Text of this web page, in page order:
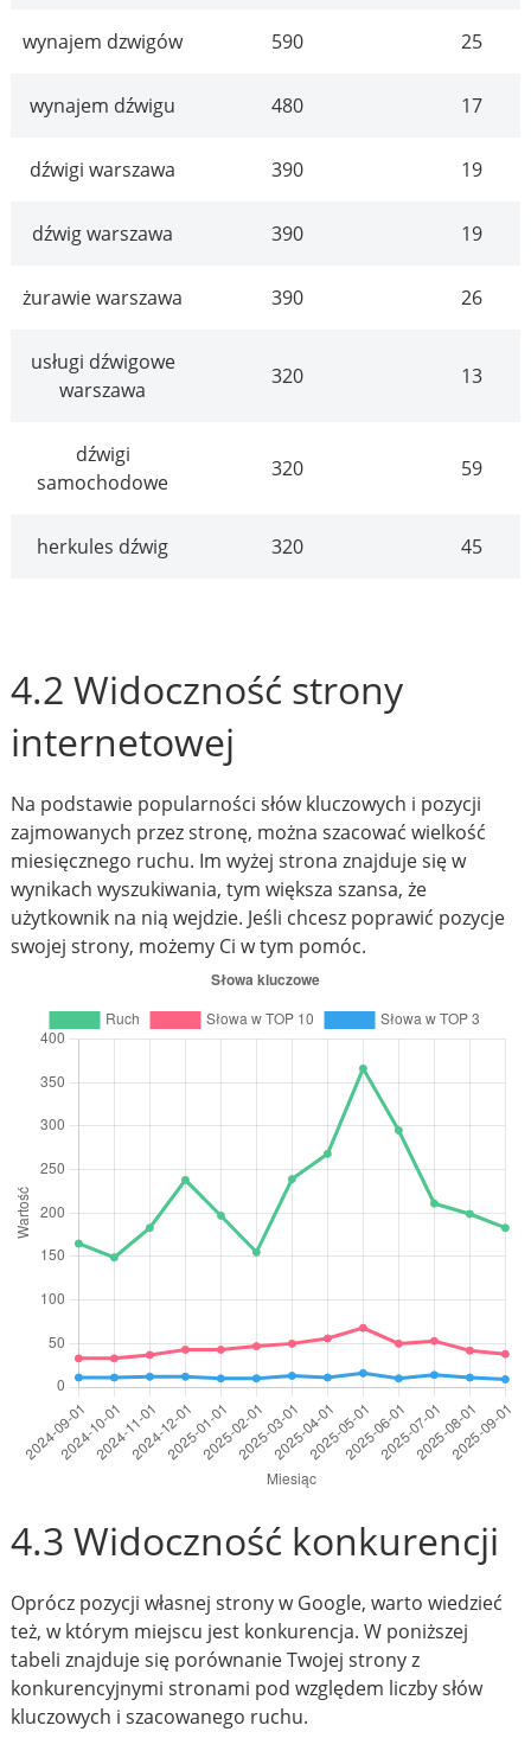
wynajem dzwigów 590 25
wynajem dźwigu 480 17
dźwigi warszawa 390 19
dźwig warszawa 390 19
żurawie warszawa 390 26
usługi dźwigowe
warszawa
320 13
dźwigi
samochodowe
320 59
herkules dźwig 320 45
4.2 Widoczność strony
internetowej
Na podstawie popularności słów kluczowych i pozycji
zajmowanych przez stronę, można szacować wielkość
miesięcznego ruchu. Im wyżej strona znajduje się w
wynikach wyszukiwania, tym większa szansa, że
użytkownik na nią wejdzie. Jeśli chcesz poprawić pozycje
swojej strony, możemy Ci w tym pomóc.
4.3 Widoczność konkurencji
Oprócz pozycji własnej strony w Google, warto wiedzieć
też, w którym miejscu jest konkurencja. W poniższej
tabeli znajduje się porównanie Twojej strony z
konkurencyjnymi stronami pod względem liczby słów
kluczowych i szacowanego ruchu.